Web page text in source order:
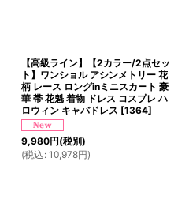
【高級ライン】【2カラー/2点セッ
ト】ワンショル アシンメトリー 花
柄 レース ロングinミニスカート 豪
華 帯 花魁 着物 ドレス コスプレ ハ
ロウィン キャバドレス [1364]
9,980円(税別)
(税込 : 10,978円)